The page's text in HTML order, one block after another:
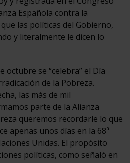
Española contra la
las políticas del Gobierno,
y literalmente le dicen lo
octubre se “celebra” el Día
de la Pobreza.
las más de mil
parte de la Alianza
queremos recordarle lo que
apenas unos días en la 68ª
Unidas. El propósito
políticas, como señaló en